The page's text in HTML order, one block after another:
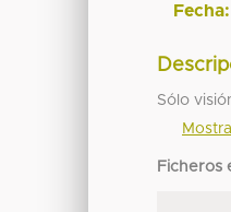
Fecha:
Sólo
Ficheros